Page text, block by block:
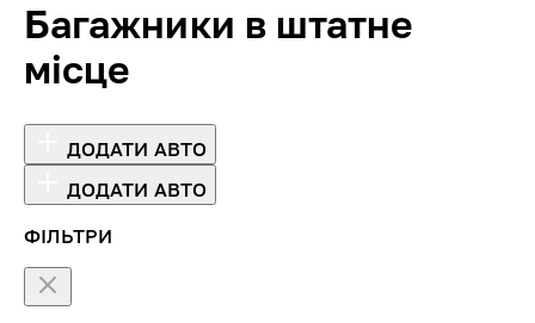
Багажники в штатне
місце
ДОДАТИ АВТО
ДОДАТИ АВТО
ФІЛЬТРИ